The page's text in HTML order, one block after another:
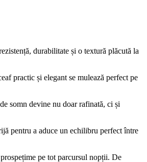
durabilitate și o textură plăcută la
practic și elegant se mulează perfect pe
somn devine nu doar rafinată, ci și
pentru a aduce un echilibru perfect între
pe tot parcursul nopții. De